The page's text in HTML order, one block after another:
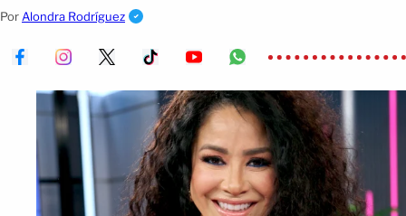
trayectoria en la música.
Por Alondra Rodríguez